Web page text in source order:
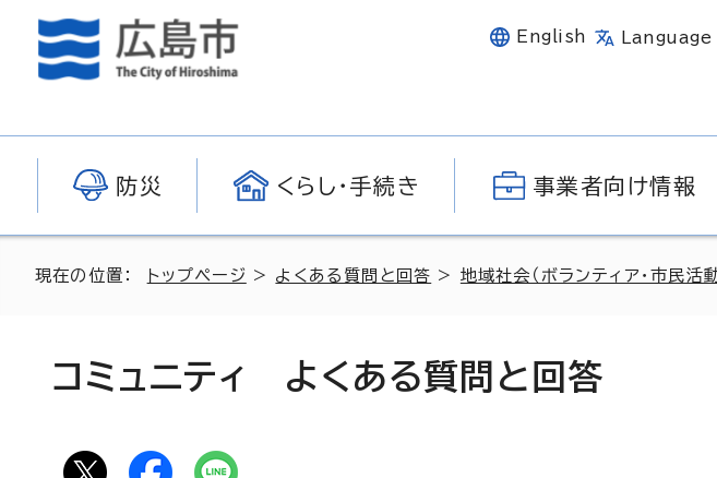
English Language
防災 くらし・手続き 事業者向け情報
現在の位置： トップページ > よくある質問と回答 > 地域社会（ボランティア・市民
コミュニティ よくある質問と回答